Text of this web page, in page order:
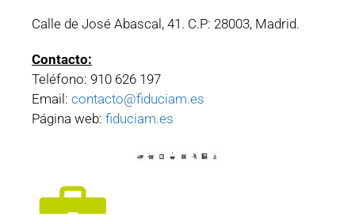
Calle de José Abascal, 41. C.P: 28003, Madrid.
Contacto:
Teléfono: 910 626 197
Email: contacto@fiduciam.es
Página web: fiduciam.es